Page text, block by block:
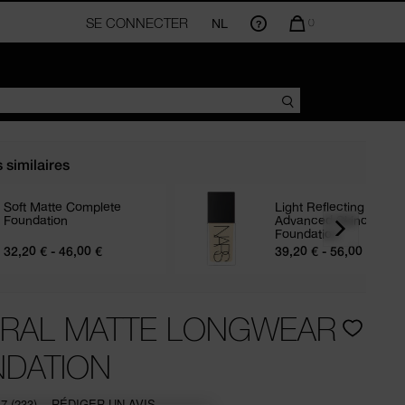
SE CONNECTER NL
LA
EST
0
similaires
Soft Matte Complete
Foundation
32,20 € - 46,00 €
Light Reflecting
Advanced Skincare
Foundation
39,20 € - 56,00 €
MATTE LONGWEAR